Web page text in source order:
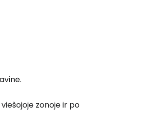
zonoje ir po